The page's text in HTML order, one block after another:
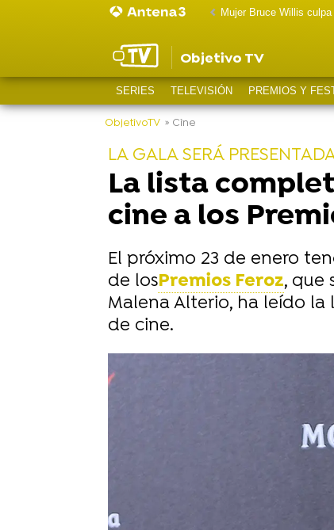
Mujer Bruce Willis culpa
Objetivo TV
SERIES TELEVISIÓN PREMIOS Y
ObjetivoTV » Cine
LA GALA SERÁ
La lista
cine a los
El próximo 23 de enero
de losPremios Feroz, que
Malena Alterio, ha leído
de cine.
-